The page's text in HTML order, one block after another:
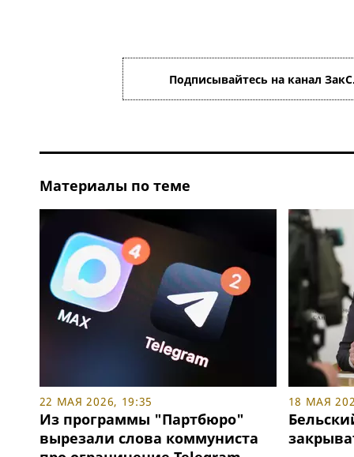
Подписывайтесь на канал
Материалы по теме
22 МАЯ 2026, 19:35
Из программы "Партбюро"
вырезали слова коммуниста
18 МАЯ